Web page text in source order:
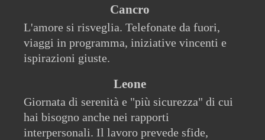
Cancro
L'amore si risveglia. Telefonate da fuori,
viaggi in programma, iniziative vincenti e
ispirazioni giuste.
Leone
Giornata di serenità e "più sicurezza" di cui
hai bisogno anche nei rapporti
interpersonali. Il lavoro prevede sfide,